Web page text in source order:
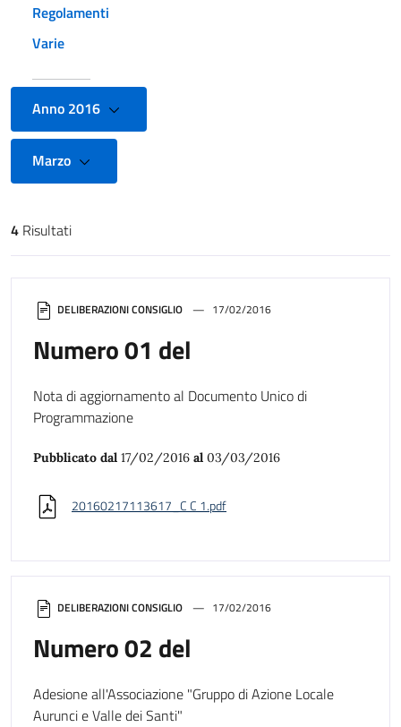
Regolamenti
Varie
Anno 2016
Marzo
Risultati di ricerca
4 Risultati
DELIBERAZIONI CONSIGLIO 17/02/2016
Numero 02 del
Adesione all'Associazione "Gruppo di Azione Locale
Aurunci e Valle dei Santi"
DELIBERAZIONI CONSIGLIO 17/02/2016
Numero 01 del
Nota di aggiornamento al Documento Unico di
Programmazione
Pubblicato dal 17/02/2016 al 03/03/2016
20160217113617_C C 1.pdf